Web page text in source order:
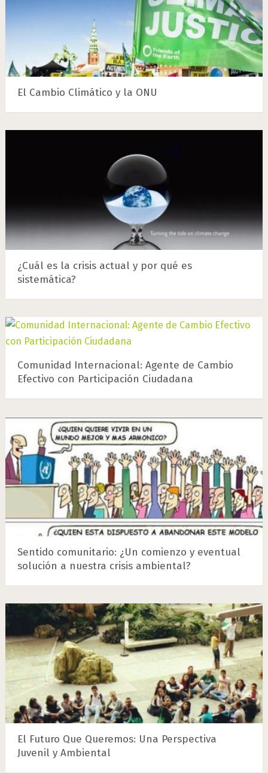
El Cambio Climático y la ONU
¿Cuál es la crisis actual y por qué es
sistemática?
Comunidad Internacional: Agente de Cambio
Efectivo con Participación Ciudadana
Sentido comunitario: ¿Un comienzo y eventual
solución a nuestra crisis ambiental?
El Futuro Que Queremos: Una Perspectiva
Juvenil y Ambiental